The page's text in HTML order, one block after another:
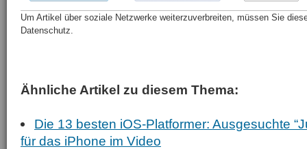
Um Artikel über soziale Netzwerke weiterzuverbreiten, müssen Sie
Datenschutz.
Ähnliche Artikel zu diesem Thema:
Die 13 besten iOS-Platformer: Ausgesuchte
für das iPhone im Video